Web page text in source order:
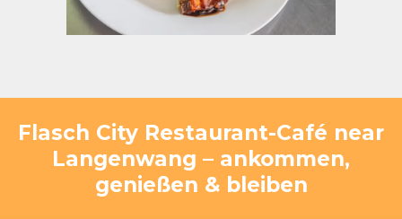
Flasch City Restaurant-Café near
Langenwang – ankommen,
genießen & bleiben